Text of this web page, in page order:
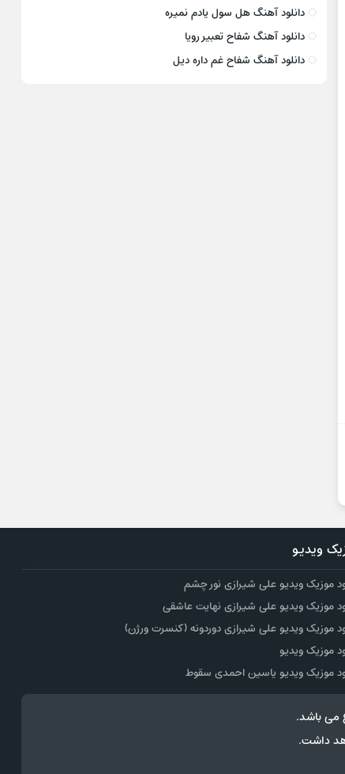
دانلود آهنگ هل سول یادم نمیره
دانلود آهنگ شفاح تعبیر رویا
دانلود آهنگ شفاح غم داره دیل
ویدیو
موزیک ویدیو علی شیرازی نور چشم
موزیک ویدیو علی شیرازی نهایت عاشقی
موزیک ویدیو علی شیرازی دوردونه (کنسرت ورژن)
موزیک ویدیو
موزیک ویدیو یاسین احمدی سقوط
می باشد.